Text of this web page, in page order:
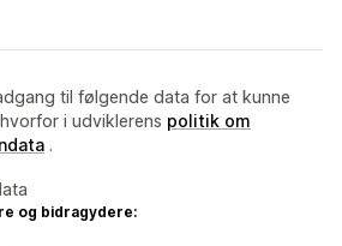
til følgende data for at kunne
i udviklerens politik om
.
og bidragydere: